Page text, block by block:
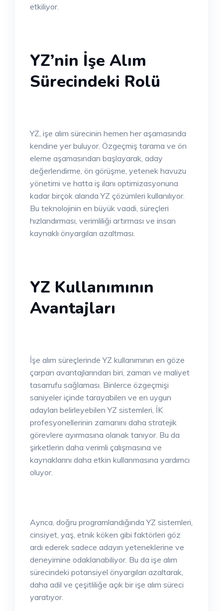
etkiliyor.
YZ’nin İşe Alım
Sürecindeki Rolü
YZ, işe alım sürecinin hemen her aşamasında
kendine yer buluyor. Özgeçmiş tarama ve ön
eleme aşamasından başlayarak, aday
değerlendirme, ön görüşme, yetenek havuzu
yönetimi ve hatta iş ilanı optimizasyonuna
kadar birçok alanda YZ çözümleri kullanılıyor.
Bu teknolojinin en büyük vaadi, süreçleri
hızlandırması, verimliliği artırması ve insan
kaynaklı önyargıları azaltması.
YZ Kullanımının
Avantajları
İşe alım süreçlerinde YZ kullanımının en göze
çarpan avantajlarından biri, zaman ve maliyet
tasarrufu sağlaması. Binlerce özgeçmişi
saniyeler içinde tarayabilen ve en uygun
adayları belirleyebilen YZ sistemleri, İK
profesyonellerinin zamanını daha stratejik
görevlere ayırmasına olanak tanıyor. Bu da
şirketlerin daha verimli çalışmasına ve
kaynaklarını daha etkin kullanmasına yardımcı
oluyor.
Ayrıca, doğru programlandığında YZ sistemleri,
cinsiyet, yaş, etnik köken gibi faktörleri göz
ardı ederek sadece adayın yeteneklerine ve
deneyimine odaklanabiliyor. Bu da işe alım
sürecindeki potansiyel önyargıları azaltarak,
daha adil ve çeşitliliğe açık bir işe alım süreci
yaratıyor.